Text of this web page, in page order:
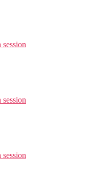
session
session
session